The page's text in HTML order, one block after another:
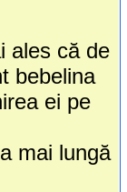
ales că de
bebelina
ei pe
mai lungă